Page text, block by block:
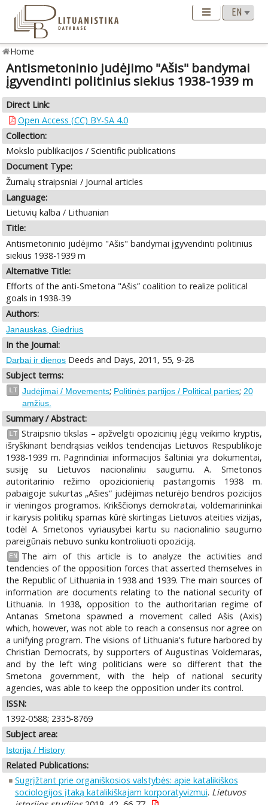
Home
Antismetoninio judėjimo "Ašis" bandymai
įgyvendinti politinius siekius 1938-1939 m
Direct Link:
Open Access (CC) BY-SA 4.0
Collection:
Mokslo publikacijos / Scientific publications
Document Type:
Žurnalų straipsniai / Journal articles
Language:
Lietuvių kalba / Lithuanian
Title:
Antismetoninio judėjimo "Ašis" bandymai įgyvendinti politinius
siekius 1938-1939 m
Alternative Title:
Efforts of the anti-Smetona "Ašis” coalition to realize political
goals in 1938-39
Authors:
Janauskas, Giedrius
In the Journal:
Darbai ir dienos Deeds and Days, 2011, 55, 9-28
Subject terms:
LT Judėjimai / Movements; Politinės partijos / Political parties; 20
amžius.
Summary / Abstract:
LT Straipsnio tikslas – apžvelgti opozicinių jėgų veikimo kryptis,
išryškinant bendrąsias veiklos tendencijas Lietuvos Respublikoje
1938-1939 m. Pagrindiniai informacijos šaltiniai yra dokumentai,
susiję su Lietuvos nacionaliniu saugumu. A. Smetonos
autoritarinio režimo opozicionierių pastangomis 1938 m.
pabaigoje sukurtas „Ašies“ judėjimas neturėjo bendros pozicijos
ir vieningos programos. Krikščionys demokratai, voldemarininkai
ir kairysis politikų sparnas kūrė skirtingas Lietuvos ateities vizijas,
todėl A. Smetonos vyriausybei kartu su nacionalinio saugumo
pareigūnais nebuvo sunku kontroliuoti opoziciją.
EN
The aim of this article is to analyze the activities and
tendencies of the opposition forces that asserted themselves in
the Republic of Lithuania in 1938 and 1939. The main sources of
information are documents relating to the national security of
Lithuania. In 1938, opposition to the authoritarian regime of
Antanas Smetona spawned a movement called Ašis (Axis)
which, however, was not able to reach a consensus nor agree on
a unifying program. The visions of Lithuania's future harbored by
Christian Democrats, by supporters of Augustinas Voldemaras,
and by the left wing politicians were so different that the
Smetona government, with the help of national security
agencies, was able to keep the opposition under its control.
ISSN:
1392-0588; 2335-8769
Subject area:
Istorija / History
Related Publications:
Sugrįžtant prie organiškosios valstybės: apie katalikiškos
sociologijos įtaką katalikiškajam korporatyvizmui. Lietuvos